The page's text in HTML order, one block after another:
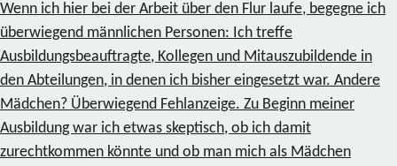
Wenn ich hier bei der Arbeit über den Flur laufe, begegne ich
überwiegend männlichen Personen: Ich treffe
Ausbildungsbeauftragte, Kollegen und Mitauszubildende in
den Abteilungen, in denen ich bisher eingesetzt war. Andere
Mädchen? Überwiegend Fehlanzeige. Zu Beginn meiner
Ausbildung war ich etwas skeptisch, ob ich damit
zurechtkommen könnte und ob man mich als Mädchen